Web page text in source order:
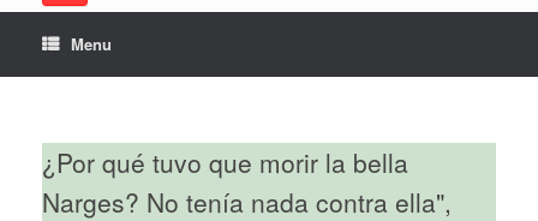
Menu
¿Por qué tuvo que morir la bella
Narges? No tenía nada contra ella",